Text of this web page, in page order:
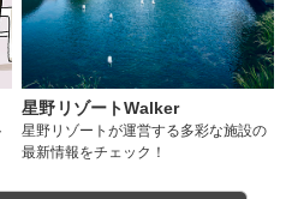
星野リゾートWalker
星野リゾートが運営する多彩な施設の
最新情報をチェック！